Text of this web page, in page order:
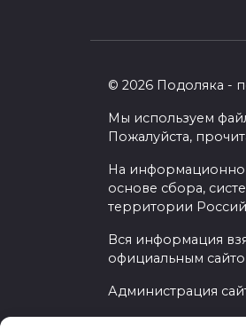
© 2026 Подоляка -
Мы используем
Пожалуйста,
На
основе сбора,
территории
Вся информация
официальным
Администрация